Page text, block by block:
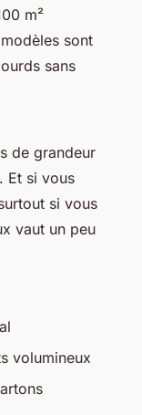
m²
sont
sans
de grandeur
Et si vous
si vous
vaut un peu
volumineux